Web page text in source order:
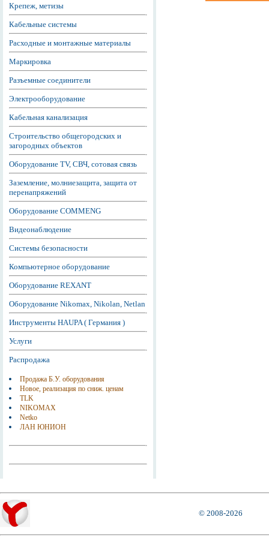
Крепеж, метизы
Кабельные системы
Расходные и монтажные материалы
Маркировка
Разъемные соединители
Электрооборудование
Кабельная канализация
Строительство общегородских и
загородных объектов
Оборудование TV, СВЧ, сотовая связь
Заземление, молниезащита, защита от
перенапряжений
Оборудование COMMENG
Видеонаблюдение
Системы безопасности
Компьютерное оборудование
Оборудование REXANT
Оборудование Nikomax, Nikolan, Netlan
Инструменты HAUPA ( Германия )
Услуги
Распродажа
Продажа Б.У. оборудования
Новое, реализация по сниж. ценам
TLK
NIKOMAX
Netko
ЛАН ЮНИОН
© 2008-2026